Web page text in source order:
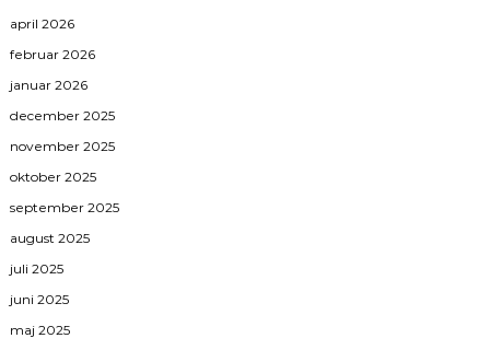
april 2026
februar 2026
januar 2026
december 2025
november 2025
oktober 2025
september 2025
august 2025
juli 2025
juni 2025
maj 2025